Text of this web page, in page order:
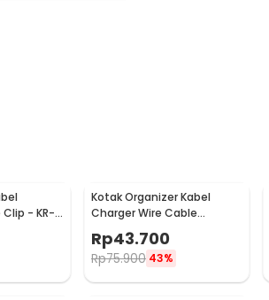
menyisakan
- KR-
Kotak Organizer Kabel
Charger Wire Cable
Management Box
Dustproof - FT-400
Rp43.700
Rp75.900 43%